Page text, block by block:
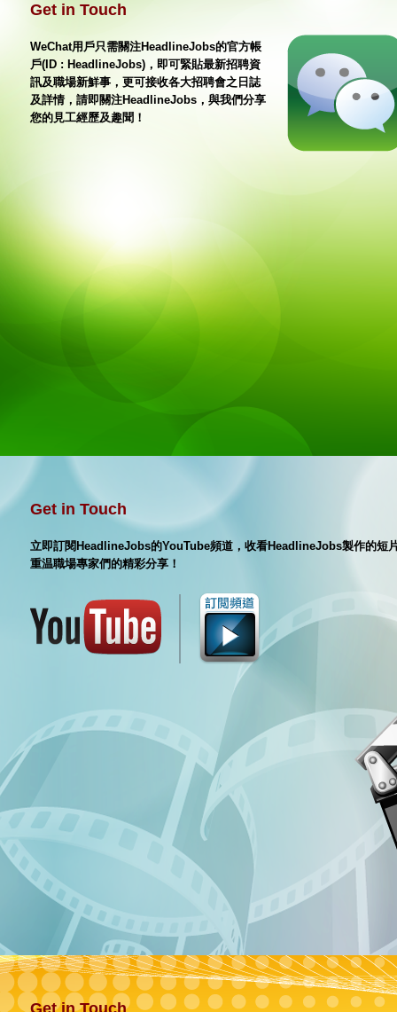
Get in Touch
WeChat用戶只需關注HeadlineJobs的官方帳
戶(ID : HeadlineJobs)，即可緊貼最新招聘資
訊及職場新鮮事，更可接收各大招聘會之日誌
及詳情，請即關注HeadlineJobs，與我們分享
您的見工經歷及趣聞！
Get in Touch
立即訂閱HeadlineJobs的YouTube頻道，收看HeadlineJobs製作的短
重温職場專家們的精彩分享！
Get in Touch